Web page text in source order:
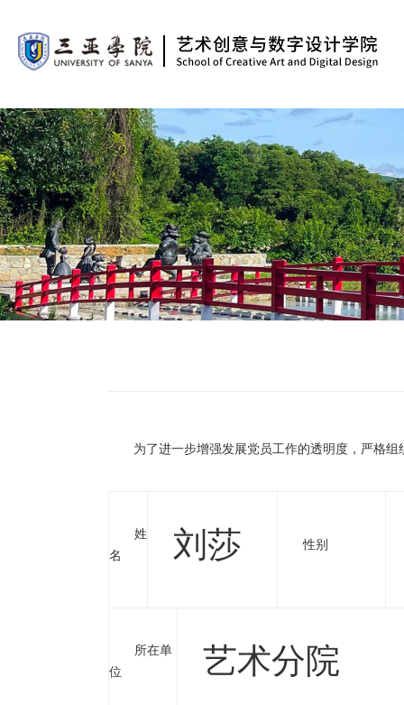
为了进一步增强发展党员工作的透明度，严格
姓
名
刘莎 性别
所在单
位
艺术分院